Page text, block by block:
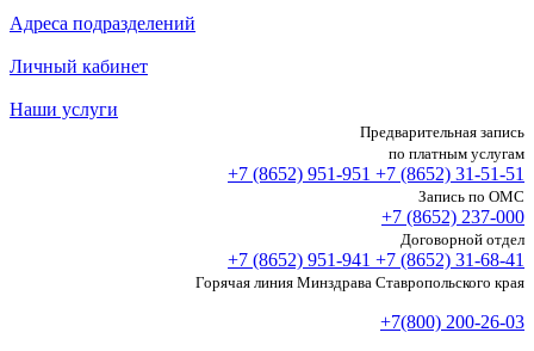
Адреса подразделений
Личный кабинет
Наши услуги
Предварительная запись
по платным услугам
+7 (8652) 951-951 +7 (8652) 31-51-51
Запись по ОМС
+7 (8652) 237-000
Договорной отдел
+7 (8652) 951-941 +7 (8652) 31-68-41
Горячая линия Минздрава Ставропольского края
+7(800) 200-26-03